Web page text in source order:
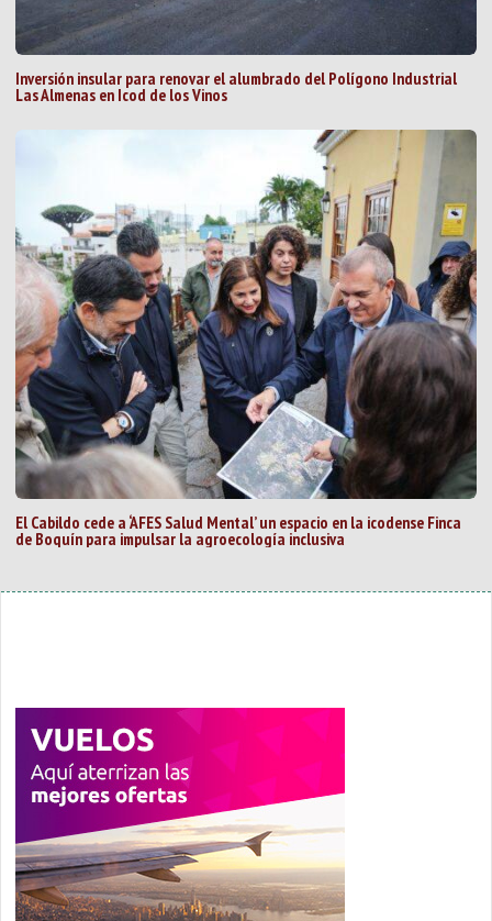
Inversión insular para renovar el alumbrado del Polígono Industrial
Las Almenas en Icod de los Vinos
El Cabildo cede a ‘AFES Salud Mental’ un espacio en la icodense Finca
de Boquín para impulsar la agroecología inclusiva